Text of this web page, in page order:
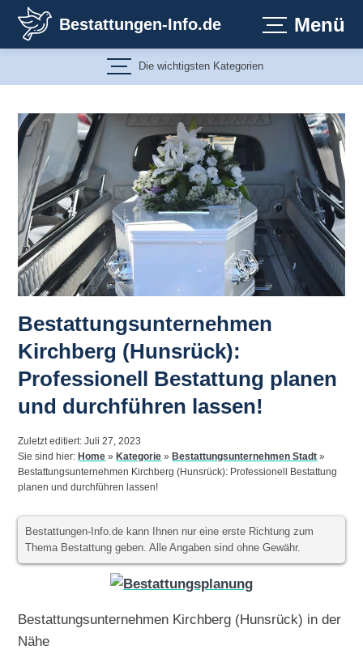
Inhalt
springen
Bestattungen-Info.de Menü
Die wichtigsten Kategorien
Bestattungsunternehmen
Kirchberg (Hunsrück):
Professionell Bestattung planen
und durchführen lassen!
Zuletzt editiert: Juli 27, 2023
Sie sind hier: Home » Kategorie » Bestattungsunternehmen Stadt »
Bestattungsunternehmen Kirchberg (Hunsrück): Professionell Bestattung
planen und durchführen lassen!
Bestattungen-Info.de kann Ihnen nur eine erste Richtung zum
Thema Bestattung geben. Alle Angaben sind ohne Gewähr.
Bestattungsunternehmen Kirchberg (Hunsrück) in der
Nähe